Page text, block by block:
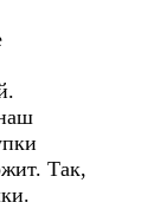
Так,